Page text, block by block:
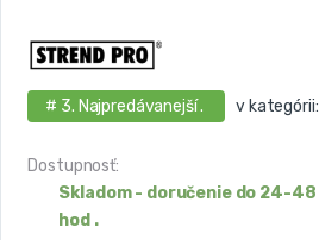
# 3. Najpredávanejší . v kategórii:
Dostupnosť:
Skladom - doručenie do 24-48
hod .